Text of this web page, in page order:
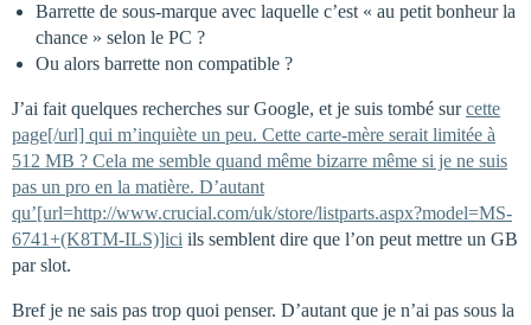
Barrette de sous-marque avec laquelle c’est « au petit bonheur la
chance » selon le PC ?
Ou alors barrette non compatible ?
J’ai fait quelques recherches sur Google, et je suis tombé surcette
page[/url] qui m’inquiète un peu. Cette carte-mère serait limitée à
512 MB ? Cela me semble quand même bizarre même si je ne suis
pas un pro en la matière. D’autant
qu’[url=http://www.crucial.com/uk/store/listparts.aspx?model=MS-
6741+(K8TM-ILS)]ici ils semblent dire que l’on peut mettre un GB
par slot.
Bref je ne sais pas trop quoi penser. D’autant que je n’ai pas sous la